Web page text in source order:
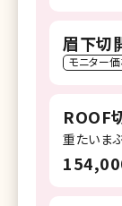
眉下切
モニター
ROOF
重たいま